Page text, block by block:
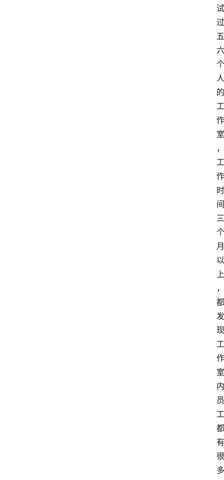
试
过
五
六
个
人
的
工
作
室
，
工
作
时
间
三
个
月
以
上
，
都
发
现
工
作
室
内
员
工
都
有
很
多